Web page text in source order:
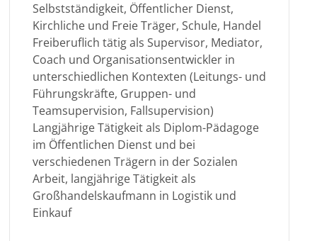
Selbstständigkeit, Öffentlicher Dienst,
Kirchliche und Freie Träger, Schule, Handel
Freiberuflich tätig als Supervisor, Mediator,
Coach und Organisationsentwickler in
unterschiedlichen Kontexten (Leitungs- und
Führungskräfte, Gruppen- und
Teamsupervision, Fallsupervision)
Langjährige Tätigkeit als Diplom-Pädagoge
im Öffentlichen Dienst und bei
verschiedenen Trägern in der Sozialen
Arbeit, langjährige Tätigkeit als
Großhandelskaufmann in Logistik und
Einkauf